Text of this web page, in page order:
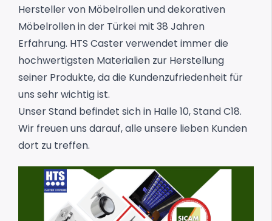
Hersteller von Möbelrollen und dekorativen
Möbelrollen in der Türkei mit 38 Jahren
Erfahrung. HTS Caster verwendet immer die
hochwertigsten Materialien zur Herstellung
seiner Produkte, da die Kundenzufriedenheit für
uns sehr wichtig ist.
Unser Stand befindet sich in Halle 10, Stand C18.
Wir freuen uns darauf, alle unsere lieben Kunden
dort zu treffen.